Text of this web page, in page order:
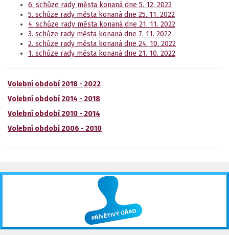
6. schůze rady města konaná dne 5. 12. 2022
5. schůze rady města konaná dne 25. 11. 2022
4. schůze rady města konaná dne 21. 11. 2022
3. schůze rady města konaná dne 7. 11. 2022
2. schůze rady města konaná dne 24. 10. 2022
1. schůze rady města konaná dne 21. 10. 2022
Volební období 2018 - 2022
Volební období 2014 - 2018
Volební období 2010 - 2014
Volební období 2006 - 2010